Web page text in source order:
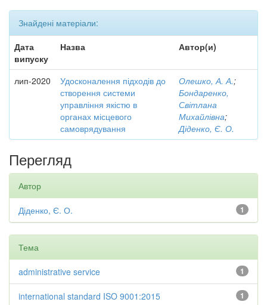
Знайдені матеріали:
Дата
випуску
Назва Автор(и)
лип-2020
Удосконалення підходів до
створення системи
управління якістю в
органах місцевого
самоврядування
Олешко, А. А.;
Бондаренко,
Світлана
Михайлівна;
Діденко, Є. О.
Перегляд
Автор
1
Діденко, Є. О.
Тема
1
administrative service
1
international standard ISO 9001:2015